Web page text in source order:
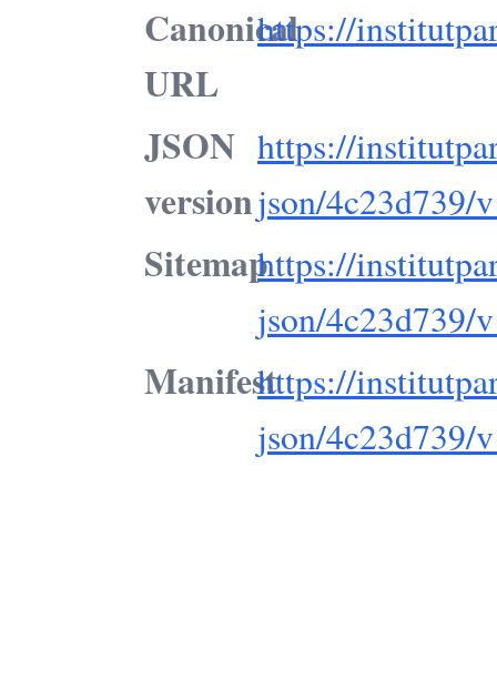
Canonical
URL
https://
JSON
version
https://
json/4c23d739/
Sitemaphttps://
json/4c23d739/
Manifesthttps://
json/4c23d739/